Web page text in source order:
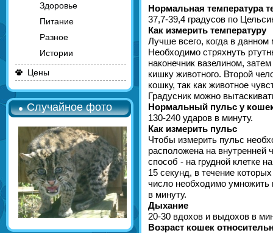
Здоровье
Питание
Разное
Истории
Цены
Случайное фото
Нормальная температура
37,7-39,4 градусов по
Как измерить температуру
Лучше всего, когда в данном
Необходимо стряхнуть
наконечник вазелином,
кишку животного. Второй
кошку, так как животное
Градусник можно
Нормальный пульс у
130-240 ударов в минуту.
Как измерить пульс
Чтобы измерить пульс
расположена на внутренней
способ - на грудной клетке
15 секунд, в течение
число необходимо
в минуту.
Дыхание
20-30 вдохов и выдохов в
Возраст кошек